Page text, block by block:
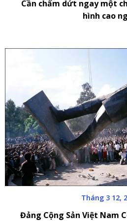
Cần chấm dứt ngay một
hình cao
Tháng 3 12,
Đảng Cộng Sản Việt Nam